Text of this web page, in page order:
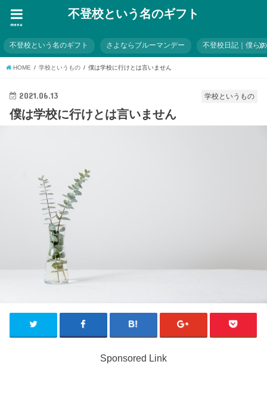
不登校という名のギフト
menu
不登校という名のギフト さよならブルーマンデー 不登校日記｜僕ら
HOME 学校というもの 僕は学校に行けとは言いません
学校というもの
2021.06.13
僕は学校に行けとは言いません
Sponsored Link